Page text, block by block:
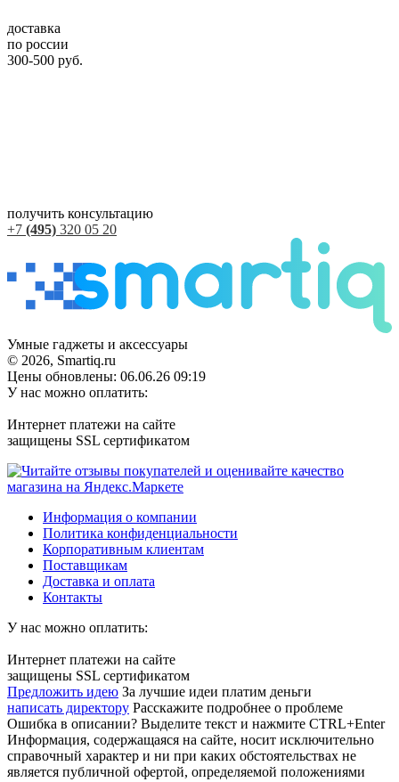
доставка
по россии
300-500 руб.
получить консультацию
+7 (495) 320 05 20
Умные гаджеты и аксессуары
© 2026, Smartiq.ru
Цены обновлены: 06.06.26 09:19
У нас можно оплатить:
Интернет платежи на сайте
защищены SSL сертификатом
Информация о компании
Политика конфиденциальности
Корпоративным клиентам
Поставщикам
Доставка и оплата
Контакты
У нас можно оплатить:
Интернет платежи на сайте
защищены SSL сертификатом
Предложить идею За лучшие идеи платим деньги
написать директору Расскажите подробнее о проблеме
Ошибка в описании? Выделите текст и нажмите CTRL+Enter
Информация, содержащаяся на сайте, носит исключительно
справочный характер и ни при каких обстоятельствах не
является публичной офертой, определяемой положениями